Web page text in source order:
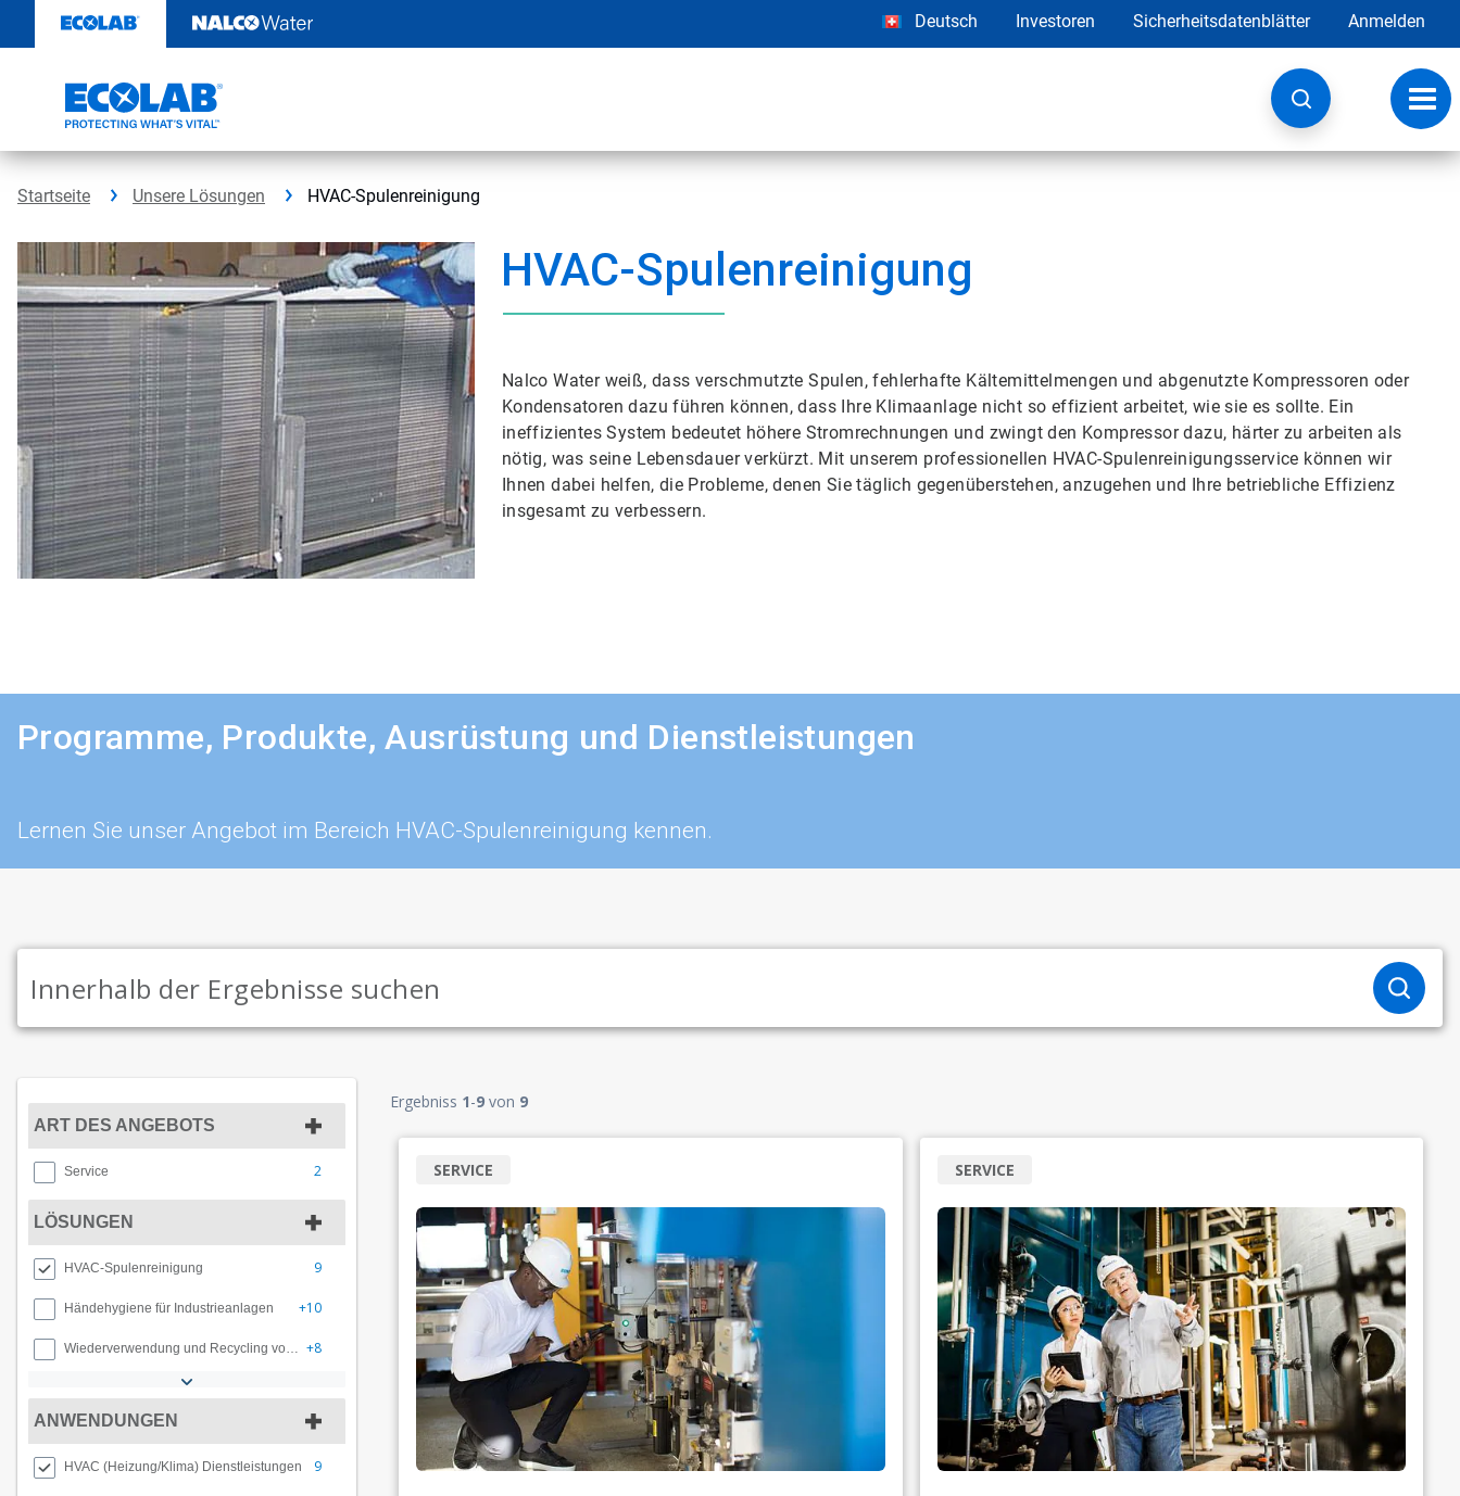
Inhalt
Deutsch Investoren Sicherheitsdatenblätter Anmelden
Startseite Unsere Lösungen HVAC-Spulenreinigung
HVAC-Spulenreinigung
Nalco Water weiß, dass verschmutzte Spulen, fehlerhafte Kältemittelmengen und abgenutzte Kompressoren oder
Kondensatoren dazu führen können, dass Ihre Klimaanlage nicht so effizient arbeitet, wie sie es sollte. Ein
ineffizientes System bedeutet höhere Stromrechnungen und zwingt den Kompressor dazu, härter zu arbeiten als
nötig, was seine Lebensdauer verkürzt. Mit unserem professionellen HVAC-Spulenreinigungsservice können wir
Ihnen dabei helfen, die Probleme, denen Sie täglich gegenüberstehen, anzugehen und Ihre betriebliche Effizienz
insgesamt zu verbessern.
Programme, Produkte, Ausrüstung und Dienstleistungen
Lernen Sie unser Angebot im Bereich HVAC-Spulenreinigung kennen.
ART DES ANGEBOTS
Service 2
LÖSUNGEN
HVAC-Spulenreinigung 9
Händehygiene für Industrieanlagen +10
Wiederverwendung und Recycling von Wasser +8
ANWENDUNGEN
HVAC (Heizung/Klima) Dienstleistungen 9
Ergebniss 1-9 von 9
SERVICE SERVICE